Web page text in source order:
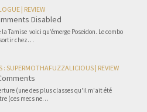
| REVIEW
Disabled
Tamise voici qu’émerge Poseidon. Le combo
chez…
: SUPERMOTHAFUZZALICIOUS | REVIEW
(une des plus classes qu'il m'ait été
(ces mecs ne…